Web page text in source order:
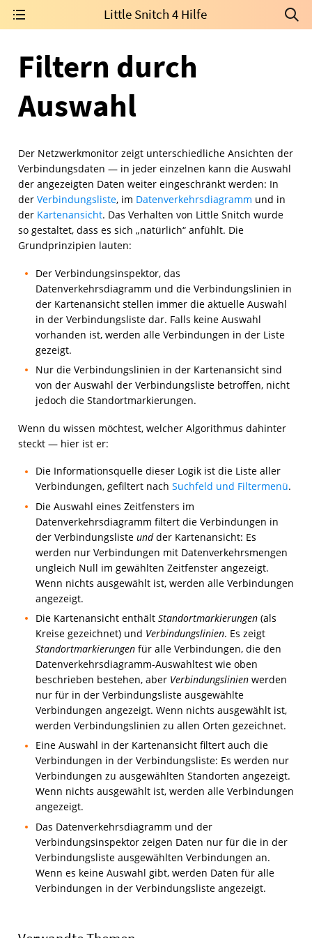
Little Snitch 4 Hilfe
Filtern durch
Auswahl
Der Netzwerkmonitor zeigt unterschiedliche Ansichten der
Verbindungsdaten — in jeder einzelnen kann die Auswahl
der angezeigten Daten weiter eingeschränkt werden: In
der Verbindungsliste, im Datenverkehrsdiagramm und in
der Kartenansicht. Das Verhalten von Little Snitch wurde
so gestaltet, dass es sich „natürlich“ anfühlt. Die
Grundprinzipien lauten:
Der Verbindungsinspektor, das
Datenverkehrsdiagramm und die Verbindungslinien in
der Kartenansicht stellen immer die aktuelle Auswahl
in der Verbindungsliste dar. Falls keine Auswahl
vorhanden ist, werden alle Verbindungen in der Liste
gezeigt.
Nur die Verbindungslinien in der Kartenansicht sind
von der Auswahl der Verbindungsliste betroffen, nicht
jedoch die Standortmarkierungen.
Wenn du wissen möchtest, welcher Algorithmus dahinter
steckt — hier ist er:
Die Informationsquelle dieser Logik ist die Liste aller
Verbindungen, gefiltert nachSuchfeld und Filtermenü.
Die Auswahl eines Zeitfensters im
Datenverkehrsdiagramm filtert die Verbindungen in
der Verbindungslisteundder Kartenansicht: Es
werden nur Verbindungen mit Datenverkehrsmengen
ungleich Null im gewählten Zeitfenster angezeigt.
Wenn nichts ausgewählt ist, werden alle Verbindungen
angezeigt.
Die Kartenansicht enthältStandortmarkierungen (als
Kreise gezeichnet) und Verbindungslinien. Es zeigt
Standortmarkierungen für alle Verbindungen, die den
Datenverkehrsdiagramm-Auswahltest wie oben
beschrieben bestehen, aber Verbindungslinien werden
nur für in der Verbindungsliste ausgewählte
Verbindungen angezeigt. Wenn nichts ausgewählt ist,
werden Verbindungslinien zu allen Orten gezeichnet.
Eine Auswahl in der Kartenansicht filtert auch die
Verbindungen in der Verbindungsliste: Es werden nur
Verbindungen zu ausgewählten Standorten angezeigt.
Wenn nichts ausgewählt ist, werden alle Verbindungen
angezeigt.
Das Datenverkehrsdiagramm und der
Verbindungsinspektor zeigen Daten nur für die in der
Verbindungsliste ausgewählten Verbindungen an.
Wenn es keine Auswahl gibt, werden Daten für alle
Verbindungen in der Verbindungsliste angezeigt.